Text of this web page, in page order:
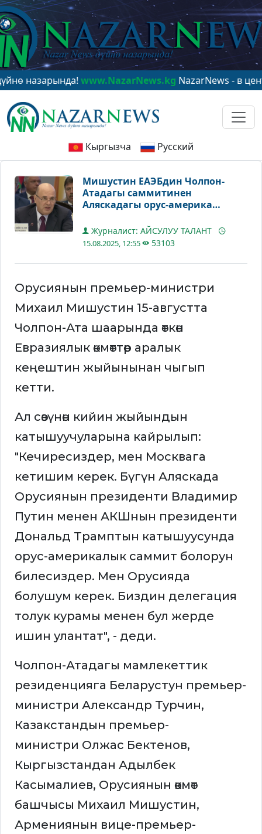
www.NazarNews.kgNazarNews - в центре
Кыргызча Русский
Мишустин ЕАЭБдин Чолпон-
Атадагы саммитинен
Аляскадагы орус-америка
кетүүгө аргасыз болду
Журналист: АЙСУЛУУ ТАЛАНТ
15.08.2025, 12:55 53103
Орусиянын премьер-министри
Михаил Мишустин 15-августта
Чолпон-Ата шаарында өткөн
Евразиялык өкмөттөр аралык
кеңештин жыйынынан чыгып
кетти.
Ал сөзүнөн кийин жыйындын
катышуучуларына кайрылып:
"Кечиресиздер, мен Москвага
кетишим керек. Бүгүн Аляскада
Орусиянын президенти Владимир
Путин менен АКШнын президенти
Дональд Трамптын катышуусунда
орус-америкалык саммит болорун
билесиздер. Мен Орусияда
болушум керек. Биздин делегация
толук курамы менен бул жерде
ишин улантат", - деди.
Чолпон-Атадагы мамлекеттик
резиденцияга Беларустун премьер-
министри Александр Турчин,
Казакстандын премьер-
министри Олжас Бектенов,
Кыргызстандан Адылбек
Касымалиев, Орусиянын өкмөт
башчысы Михаил Мишустин,
Армениянын вице-премьер-